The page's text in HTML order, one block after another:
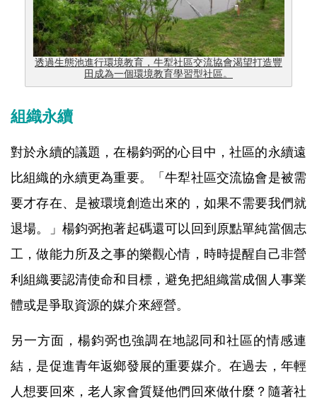
透過生態池進行環境教育，牛犁社區交流協會渴望打造豐
田成為一個環境教育學習型社區。
組織永續
對於永續的議題，在楊鈞弼的心目中，社區的永續遠
比組織的永續更為重要。「牛犁社區交流協會是被需
要才存在、是被環境創造出來的，如果不需要我們就
退場。」楊鈞弼抱著起碼還可以回到原點單純當個志
工，做能力所及之事的樂觀心情，時時提醒自己非營
利組織要認清使命和目標，避免把組織當成個人事業
體或是爭取資源的媒介來經營。
另一方面，楊鈞弼也強調在地認同和社區的情感連
結，是促進青年返鄉發展的重要媒介。在過去，年輕
人想要回來，老人家會質疑他們回來做什麼？隨著社